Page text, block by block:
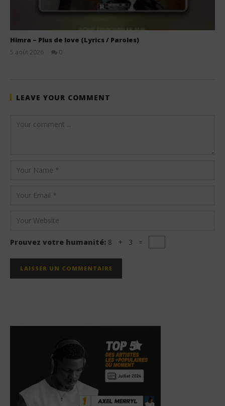
Himra – Plus de love (Lyrics / Paroles)
5 août 2026
0
LEAVE YOUR COMMENT
Prouvez votre humanité: 8 + 3 =